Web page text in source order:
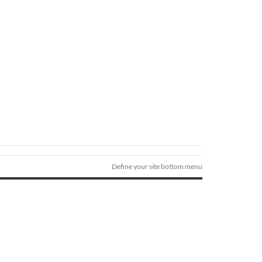
Define your site bottom menu